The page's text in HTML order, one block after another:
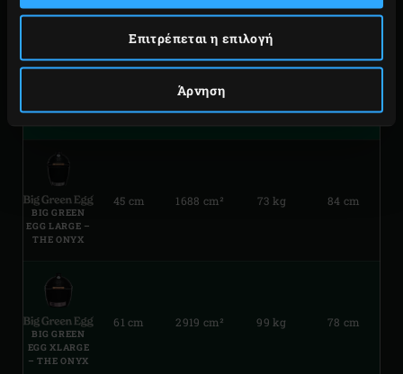
Επιτρέπεται η επιλογή
Άρνηση
ύψος.
ΒΆΡΟΣ ΎΨΟΣ
BIG GREEN
EGG LARGE –
THE ONYX
45 cm 1688 cm² 73 kg 84 cm
BIG GREEN
EGG XLARGE
– THE ONYX
61 cm 2919 cm² 99 kg 78 cm